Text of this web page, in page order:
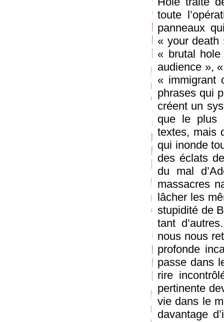
toute
panneaux
« your
« brutal
audience »,
« immigrant
phrases qui
créent un
que le plus
textes, mais
qui inonde
des éclats
du mal
massacres
lâcher les
stupidité de
tant
nous nous
profonde
passe dans
rire
pertinente
vie dans le
davantage